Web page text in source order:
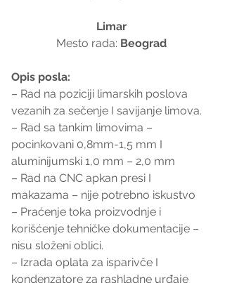
Limar
Mesto rada: Beograd
Opis posla:
– Rad na poziciji limarskih poslova
vezanih za sečenje I savijanje limova.
– Rad sa tankim limovima –
pocinkovani 0,8mm-1,5 mm I
aluminijumski 1,0 mm – 2,0 mm
– Rad na CNC apkan presi I
makazama – nije potrebno iskustvo
– Praćenje toka proizvodnje i
korišćenje tehničke dokumentacije –
nisu složeni oblici.
– Izrada oplata za isparivče I
kondenzatore za rashladne urđaje